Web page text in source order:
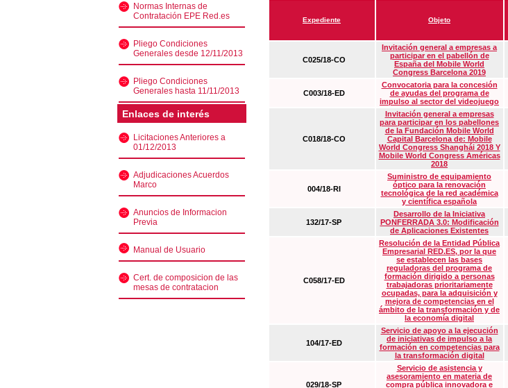
Normas Internas de
Contratación EPE Red.es
Pliego Condiciones
Generales desde 12/11/2013
Pliego Condiciones
Generales hasta 11/11/2013
Enlaces de interés
Licitaciones Anteriores a
01/12/2013
Adjudicaciones Acuerdos
Marco
Anuncios de Informacion
Previa
Manual de Usuario
Cert. de composicion de las
mesas de contratacion
Expediente Objeto
C025/18-CO
Invitación general a empresas a
participar en el pabellón de
España del Mobile World
Congress Barcelona 2019
C003/18-ED
Convocatoria para la concesión
de ayudas del programa de
impulso al sector del videojuego
C018/18-CO
Invitación general a empresas
para participar en los pabellones
de la Fundación Mobile World
Capital Barcelona de: Mobile
World Congress Shanghái 2018 Y
Mobile World Congress Américas
2018
004/18-RI
Suministro de equipamiento
óptico para la renovación
tecnológica de la red académica
y científica española
132/17-SP
Desarrollo de la Iniciativa
PONFERRADA 3.0: Modificación
de Aplicaciones Existentes
C058/17-ED
Resolución de la Entidad Pública
Empresarial RED.ES, por la que
se establecen las bases
reguladoras del programa de
formación dirigido a personas
trabajadoras prioritariamente
ocupadas, para la adquisición y
mejora de competencias en el
ámbito de la transformación y de
la economía digital
104/17-ED
Servicio de apoyo a la ejecución
de iniciativas de impulso a la
formación en competencias para
la transformación digital
029/18-SP
Servicio de asistencia y
asesoramiento en materia de
compra pública innovadora e